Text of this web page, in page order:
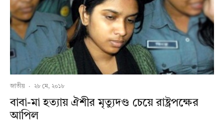
জাতীয় · ২৮ মে, ২০১৮
বাবা-মা হত্যায় ঐশীর মৃত্যুদণ্ড চেয়ে রাষ্ট্রপক্ষের
আপিল